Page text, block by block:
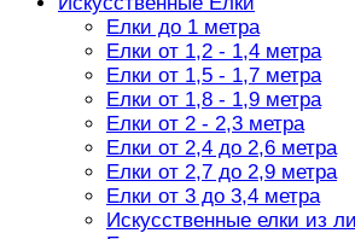
Елки до 1 метра
Елки от 1,2 - 1,4 метра
Елки от 1,5 - 1,7 метра
Елки от 1,8 - 1,9 метра
Елки от 2 - 2,3 метра
Елки от 2,4 до 2,6 метра
Елки от 2,7 до 2,9 метра
Елки от 3 до 3,4 метра
Искусственные елки из